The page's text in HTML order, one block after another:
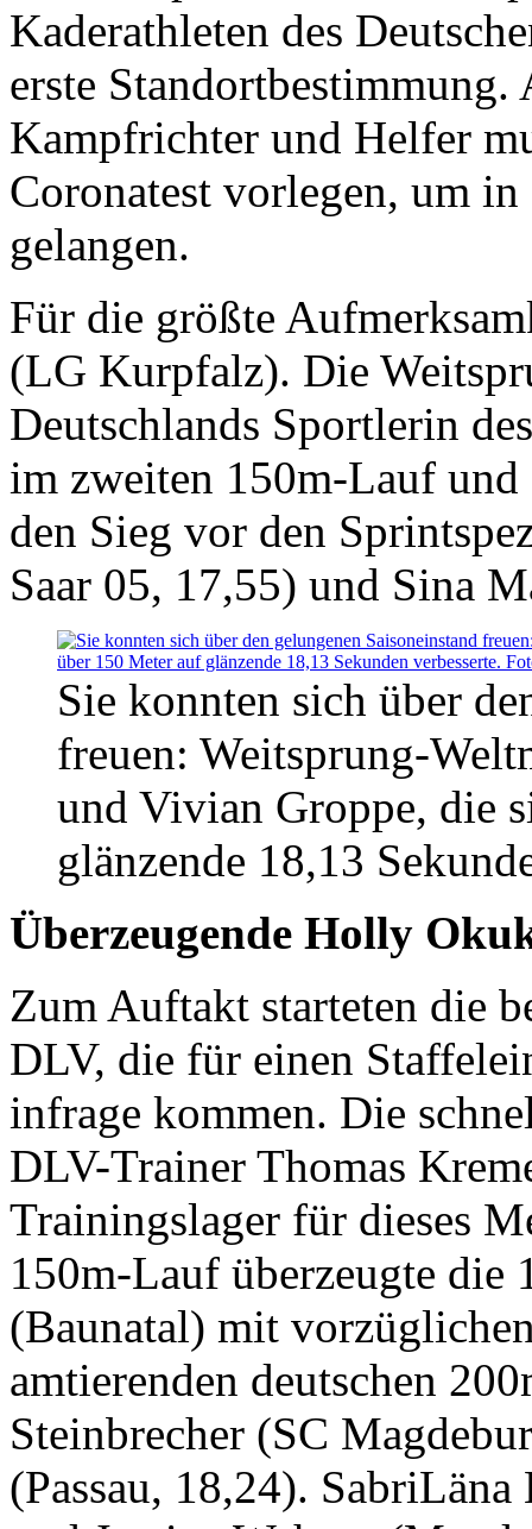
Kaderathleten des
erste
Kampfrichter und Helfer
Coronatest vorlegen, um
gelangen.
Für die größte
(LG Kurpfalz). Die
Deutschlands Sportlerin
im zweiten 150m-Lauf und
den Sieg vor den
Saar 05, 17,55) und Sina
Sie konnten sich über
freuen: Weitsprung-
und Vivian Groppe, die
glänzende 18,13
Überzeugende Holly
Zum Auftakt starteten die
DLV, die für einen
infrage kommen. Die
DLV-Trainer Thomas
Trainingslager für dieses
150m-Lauf überzeugte
(Baunatal) mit
amtierenden deutschen
Steinbrecher (SC
(Passau, 18,24).